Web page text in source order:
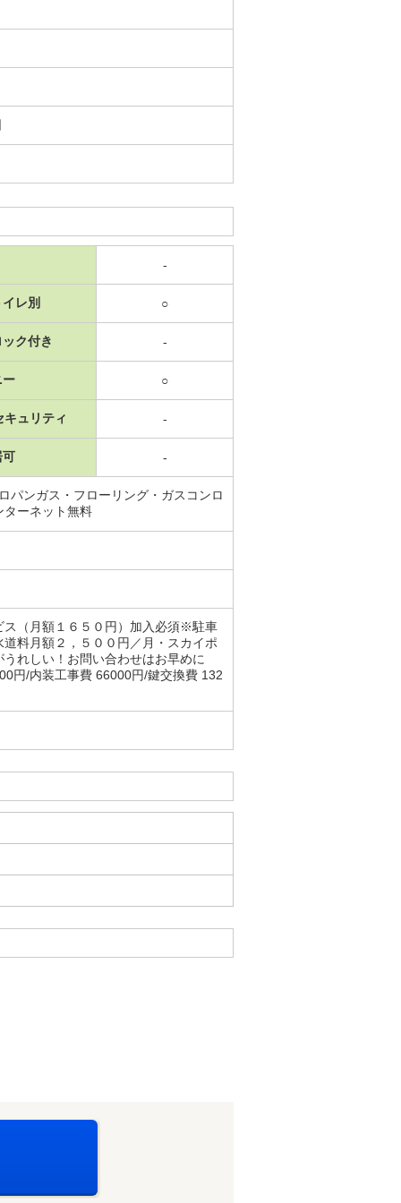
-
レ別 ○
ク付き -
ー ○
キュリティ -
可 -
パンガス・フローリング・ガスコンロ
ターネット無料
（月額１６５０円）加入必須※駐車
料月額２，５００円／月・スカイポ
れしい！お問い合わせはお早めに
円/内装工事費 66000円/鍵交換費 132